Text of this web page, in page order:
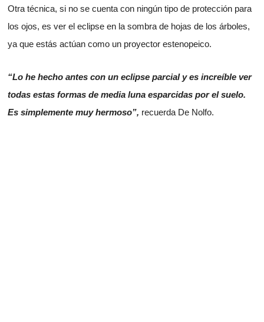
Otra técnica, si no se cuenta con ningún tipo de protección para
los ojos, es ver el eclipse en la sombra de hojas de los árboles,
ya que estás actúan como un proyector estenopeico.
“Lo he hecho antes con un eclipse parcial y es increíble ver
todas estas formas de media luna esparcidas por el suelo.
Es simplemente muy hermoso”, recuerda De Nolfo.